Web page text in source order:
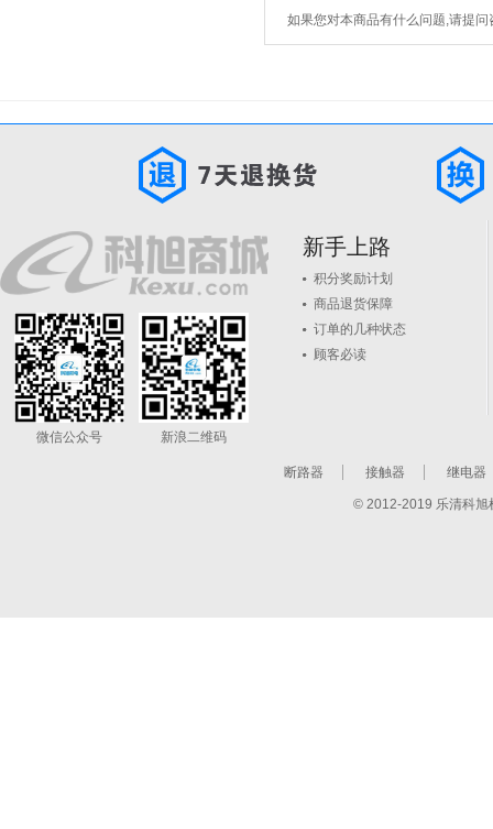
如果您对本商品有什么问题,请提问
微信公众号 新浪二维码
新手上路
积分奖励计划
商品退货保障
订单的几种状态
顾客必读
断路器 接触器 继电器
© 2012-2019 乐清科旭